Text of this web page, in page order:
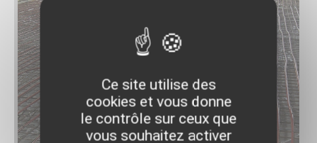
Ce site utilise des
cookies et vous donne
le contrôle sur ceux que
vous souhaitez activer